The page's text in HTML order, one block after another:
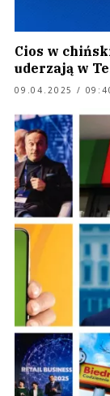
Cios w
uderzają w
09.04.2025 /